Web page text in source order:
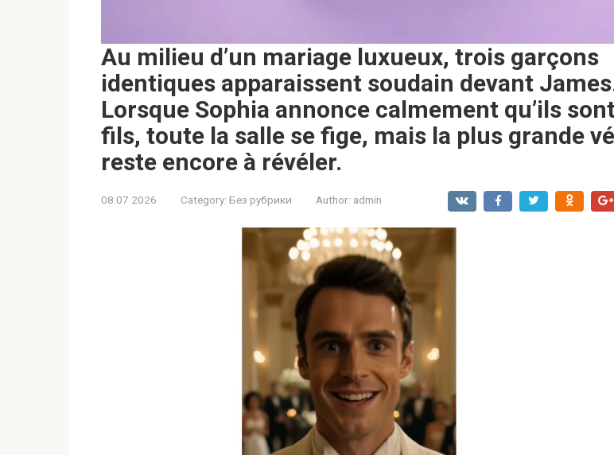
Au milieu d’un mariage luxueux, trois garçons
identiques apparaissent soudain devant
Lorsque Sophia annonce calmement qu’ils
fils, toute la salle se fige, mais la plus grande
reste encore à révéler.
08.07.2026 Category: Без рубрики Author: admin